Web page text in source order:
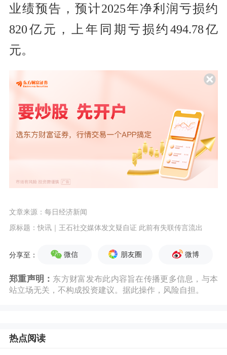
业绩预告，预计2025年净利润亏损约
820亿元，上年同期亏损约494.78亿
元。
文章来源：每日经济新闻
原标题：快讯｜王石社交媒体发文疑自证 此前有失联传言流出
分享至： 微信 朋友圈 微博
郑重声明： 东方财富发布此内容旨在传播更多信息，与本
站立场无关，不构成投资建议。据此操作，风险自担。
热点阅读